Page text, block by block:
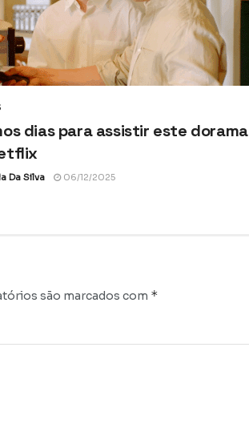
dias para assistir este dorama
Da Silva 06/12/2025
são marcados com *